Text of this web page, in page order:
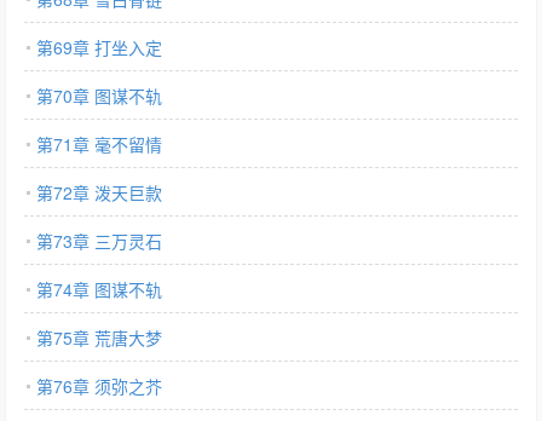
第69章 打坐入定
第70章 图谋不轨
第71章 毫不留情
第72章 泼天巨款
第73章 三万灵石
第74章 图谋不轨
第75章 荒唐大梦
第76章 须弥之芥